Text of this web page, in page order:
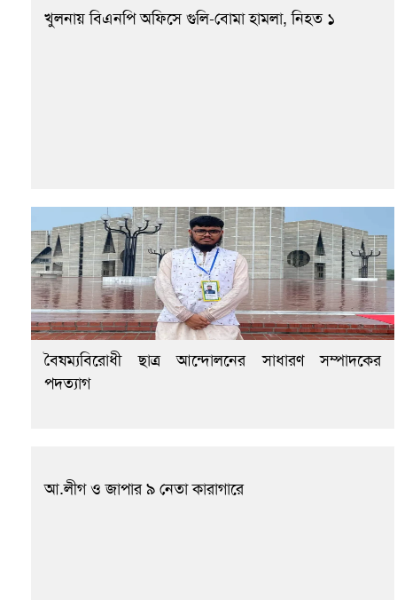
খুলনায় বিএনপি অফিসে গুলি-বোমা হামলা, নিহত ১
বৈষম্যবিরোধী ছাত্র আন্দোলনের সাধারণ সম্পাদকের
পদত্যাগ
আ.লীগ ও জাপার ৯ নেতা কারাগারে